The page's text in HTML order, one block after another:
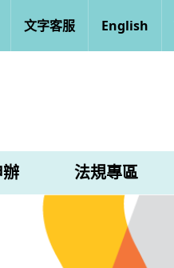
文字客服 English
法規專區